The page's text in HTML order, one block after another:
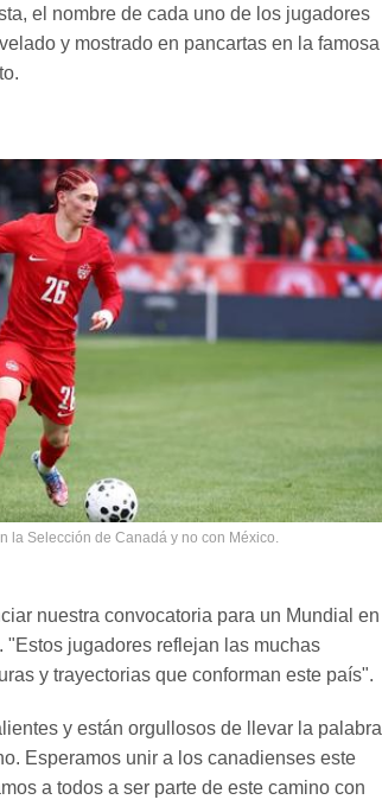
el nombre de cada uno de los jugadores
y mostrado en pancartas en la famosa
la Selección de Canadá y no con México.
nuestra convocatoria para un Mundial en
"Estos jugadores reflejan las muchas
y trayectorias que conforman este país".
y están orgullosos de llevar la palabra
Esperamos unir a los canadienses este
a todos a ser parte de este camino con